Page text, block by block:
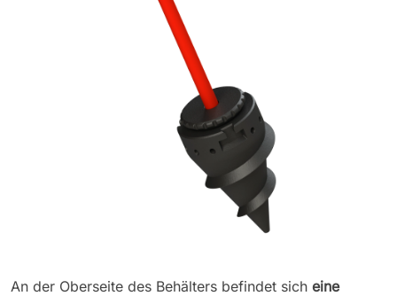
An der Oberseite des Behälters befindet sich eine